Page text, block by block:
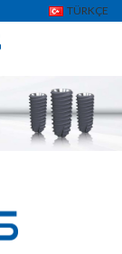
TÜRKÇE